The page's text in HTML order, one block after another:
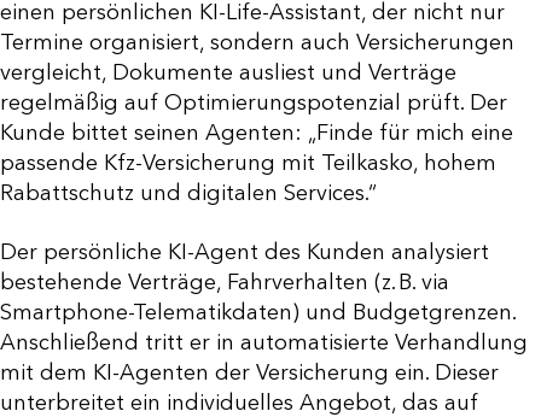
einen persönlichen KI-Life-Assistant, der nicht nur
Termine organisiert, sondern auch Versicherungen
vergleicht, Dokumente ausliest und Verträge
regelmäßig auf Optimierungspotenzial prüft. Der
Kunde bittet seinen Agenten: „Finde für mich eine
passende Kfz-Versicherung mit Teilkasko, hohem
Rabattschutz und digitalen Services.“
Der persönliche KI-Agent des Kunden analysiert
bestehende Verträge, Fahrverhalten (z. B. via
Smartphone-Telematikdaten) und Budgetgrenzen.
Anschließend tritt er in automatisierte Verhandlung
mit dem KI-Agenten der Versicherung ein. Dieser
unterbreitet ein individuelles Angebot, das auf